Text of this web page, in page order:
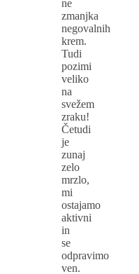
ne
zmanjka
negovalnih
krem.
Tudi
pozimi
veliko
na
svežem
zraku!
Četudi
je
zunaj
zelo
mrzlo,
mi
ostajamo
aktivni
in
se
odpravimo
ven.